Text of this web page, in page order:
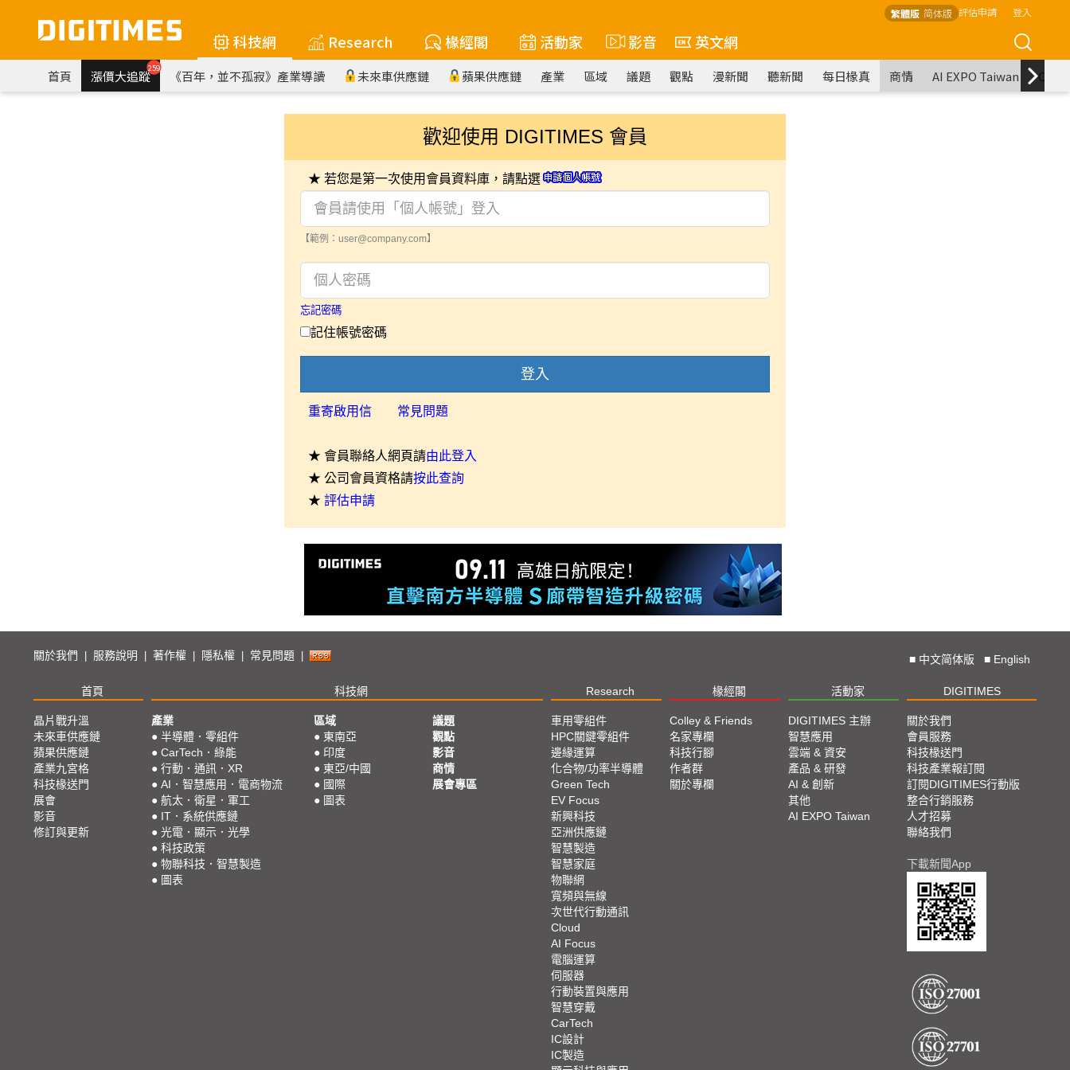
繁體版 简体版 評估申請 登入
科技網 Research 椽經閣 活動家 影音 英文網
首頁 漲價大追蹤259 《百年，並不孤寂》產業導讀 未來車供應鏈 蘋果供應鏈 產業 區域 議題 觀點 漫新聞 聽新聞 每日椽真 商情 AI EXPO Taiwan
歡迎使用 DIGITIMES 會員
★ 若您是第一次使用會員資料庫，請點選
【範例：user@company.com】
忘記密碼
記住帳號密碼
登入
重寄啟用信 常見問題
★ 會員聯絡人網頁請由此登入
★ 公司會員資格請按此查詢
★ 評估申請
關於我們 服務說明 著作權 隱私權 常見問題 ■ 中文简体版 ■ English
首頁 科技網 Research 椽經閣 活動家 DIGITIMES
晶片戰升溫
未來車供應鏈
蘋果供應鏈
產業九宮格
科技椽送門
展會
影音
修訂與更新
產業
● 半導體．零組件
● CarTech．綠能
● 行動．通訊．XR
● AI．智慧應用．電商物流
● 航太．衛星．軍工
● IT．系統供應鏈
● 光電．顯示．光學
● 科技政策
● 物聯科技．智慧製造
● 圖表
區域
● 東南亞
● 印度
● 東亞/中國
● 國際
● 圖表
議題
觀點
影音
商情
展會專區
車用零組件
HPC關鍵零組件
邊緣運算
化合物/功率半導體
Green Tech
EV Focus
新興科技
亞洲供應鏈
智慧製造
智慧家庭
物聯網
寬頻與無線
次世代行動通訊
Cloud
AI Focus
電腦運算
伺服器
行動裝置與應用
智慧穿戴
CarTech
IC設計
IC製造
Colley & Friends
名家專欄
科技行腳
作者群
關於專欄
DIGITIMES 主辦
智慧應用
雲端 & 資安
產品 & 研發
AI & 創新
其他
AI EXPO Taiwan
關於我們
會員服務
科技椽送門
科技產業報訂閱
訂閱DIGITIMES行動版
整合行銷服務
人才招募
聯絡我們
下載新聞App